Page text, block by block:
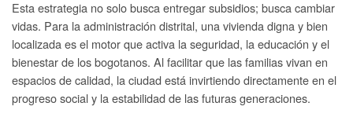
Esta estrategia no solo busca entregar subsidios; busca cambiar
vidas. Para la administración distrital, una vivienda digna y bien
localizada es el motor que activa la seguridad, la educación y el
bienestar de los bogotanos. Al facilitar que las familias vivan en
espacios de calidad, la ciudad está invirtiendo directamente en el
progreso social y la estabilidad de las futuras generaciones.